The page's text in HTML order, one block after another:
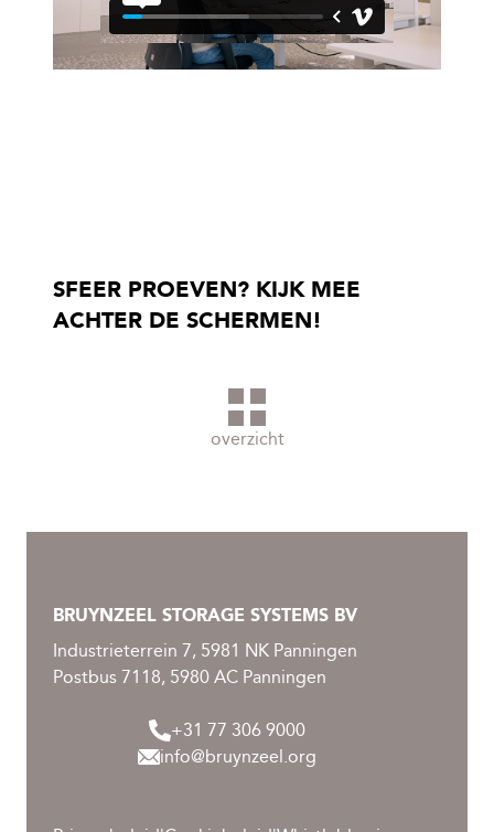
SFEER PROEVEN? KIJK MEE
ACHTER DE SCHERMEN!
overzicht
BRUYNZEEL STORAGE SYSTEMS BV
Industrieterrein 7, 5981 NK Panningen
Postbus 7118, 5980 AC Panningen
+31 77 306 9000
info@bruynzeel.org